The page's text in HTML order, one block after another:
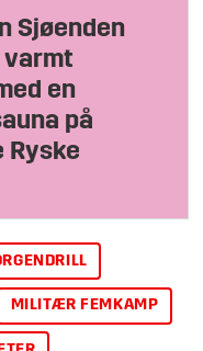
Sjøenden
en
på
Ryske
MILITÆR FEMKAMP